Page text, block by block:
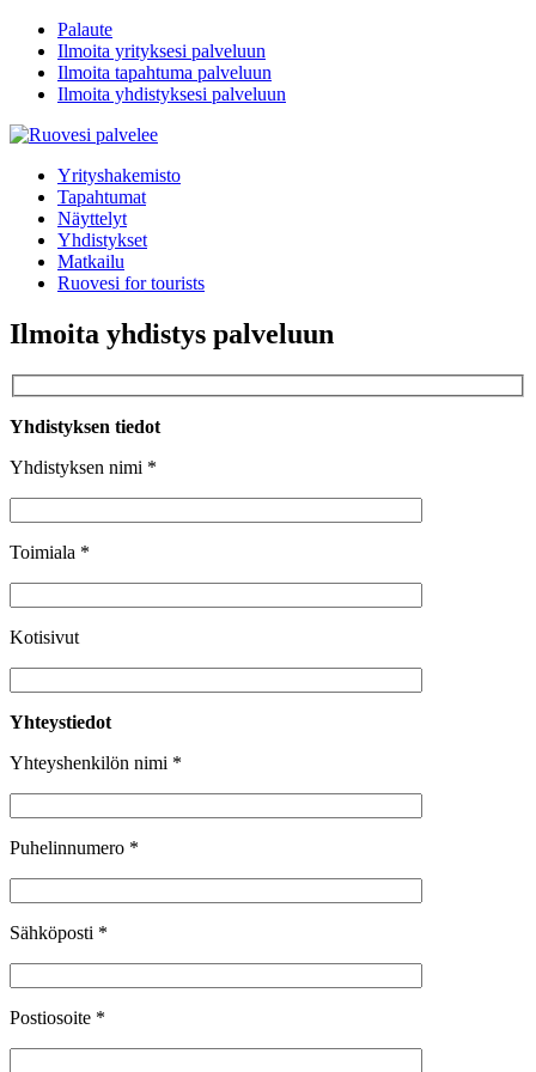
Palaute
Ilmoita yrityksesi palveluun
Ilmoita tapahtuma palveluun
Ilmoita yhdistyksesi palveluun
Yrityshakemisto
Tapahtumat
Näyttelyt
Yhdistykset
Matkailu
Ruovesi for tourists
Ilmoita yhdistys palveluun
Yhdistyksen tiedot
Yhdistyksen nimi *
Toimiala *
Kotisivut
Yhteystiedot
Yhteyshenkilön nimi *
Puhelinnumero *
Sähköposti *
Postiosoite *